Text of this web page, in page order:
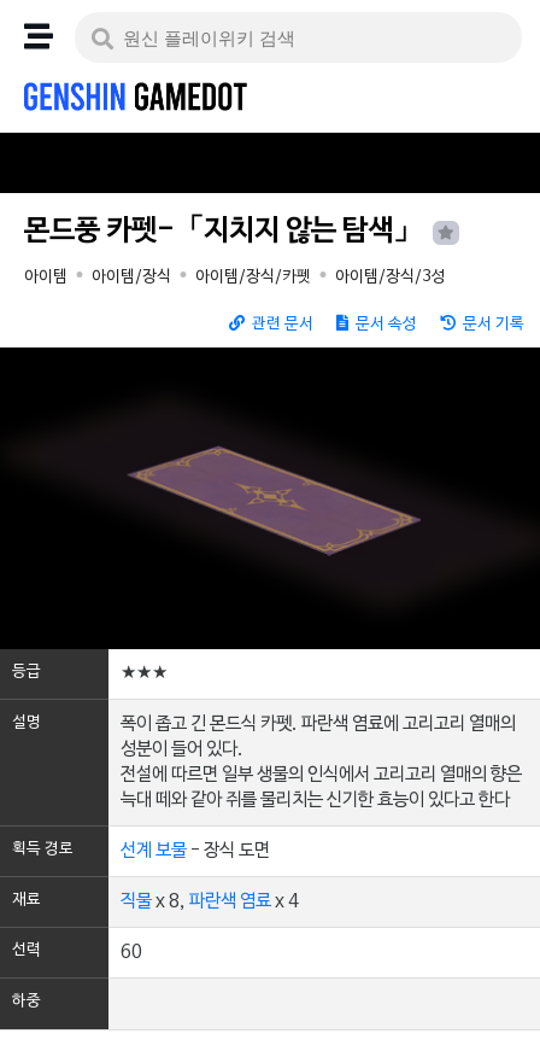
몬드풍 카펫-「지치지 않는 탐색」
아이템 아이템/장식 아이템/장식/카펫 아이템/장식/3성
관련 문서 문서 속성 문서 기록
등급 ★★★
설명
폭이 좁고 긴 몬드식 카펫. 파란색 염료에 고리고리 열매의
성분이 들어 있다.
전설에 따르면 일부 생물의 인식에서 고리고리 열매의 향은
늑대 떼와 같아 쥐를 물리치는 신기한 효능이 있다고 한다
획득 경로 선계 보물- 장식 도면
재료 직물x 8, 파란색 염료x 4
선력 60
하중